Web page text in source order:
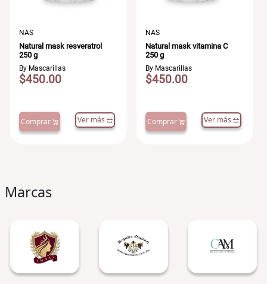
NAS
Natural mask resveratrol
250 g
By Mascarillas
$450.00
Comprar Ver más
NAS
Natural mask vitamina C
250 g
By Mascarillas
$450.00
Comprar Ver más
Marcas